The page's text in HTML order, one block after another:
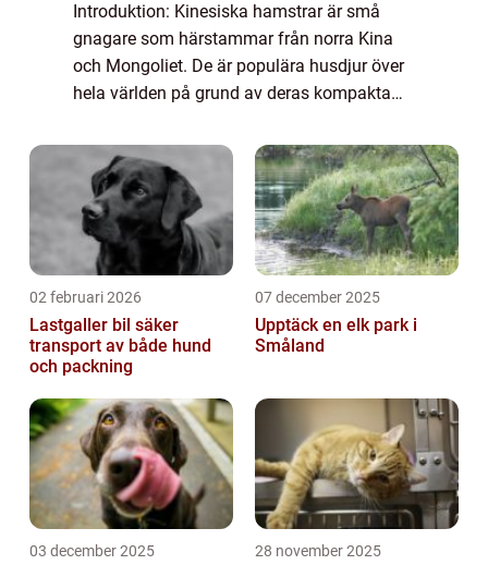
Introduktion: Kinesiska hamstrar är små
gnagare som härstammar från norra Kina
och Mongoliet. De är populära husdjur över
hela världen på grund av deras kompakta
låga underhållsbehov. I denna artikel
kommer vi...
02 februari 2026
Lastgaller bil säker
transport av både hund
och packning
07 december 2025
Upptäck en elk park i
Småland
03 december 2025 28 november 2025